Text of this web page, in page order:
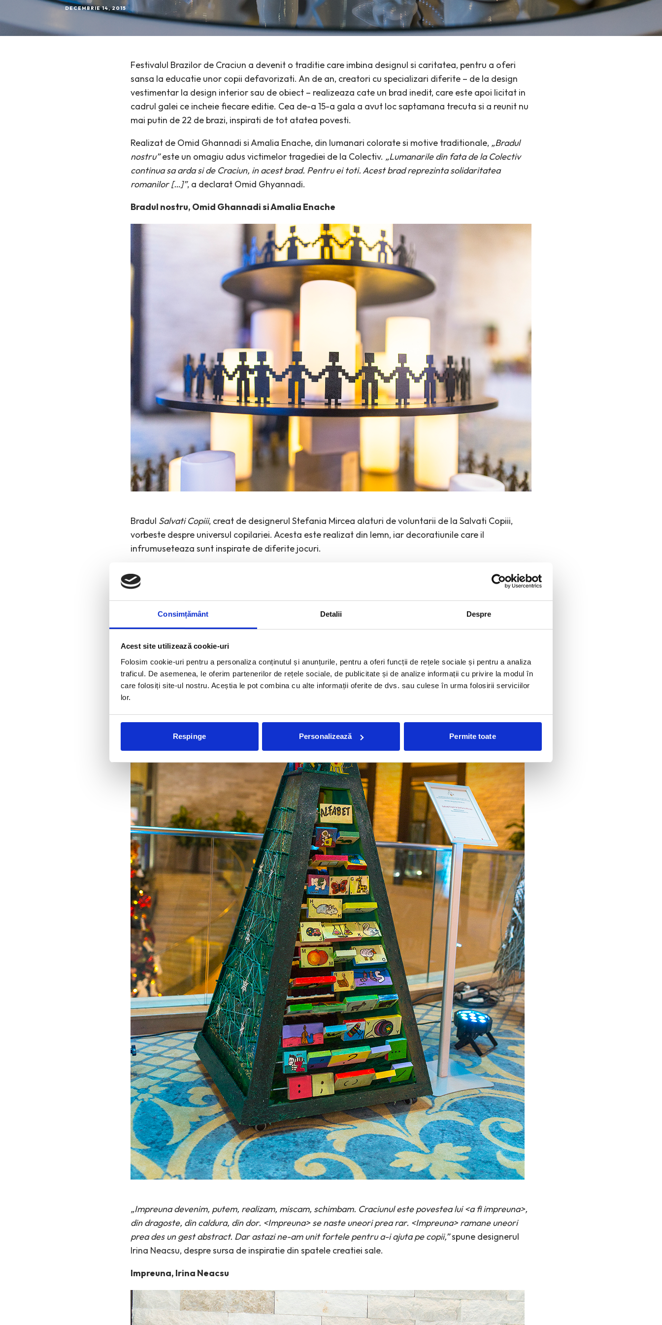
Consimțământ Detalii Despre
Acest site utilizează cookie-uri
Folosim cookie-uri pentru a personaliza conținutul și anunțurile, pentru a oferi funcții de rețele sociale și pentru a analiza
traficul. De asemenea, le oferim partenerilor de rețele sociale, de publicitate și de analize informații cu privire la modul în
care folosiți site-ul nostru. Aceștia le pot combina cu alte informații oferite de dvs. sau culese în urma folosirii serviciilor
lor.
Respinge Personalizează Permite toate
DECEMBRIE 14, 2015
Festivalul Brazilor de Craciun a devenit o traditie care imbina designul si caritatea, pentru a oferi
sansa la educatie unor copii defavorizati. An de an, creatori cu specializari diferite – de la design
vestimentar la design interior sau de obiect – realizeaza cate un brad inedit, care este apoi licitat in
cadrul galei ce incheie fiecare editie. Cea de-a 15-a gala a avut loc saptamana trecuta si a reunit nu
mai putin de 22 de brazi, inspirati de tot atatea povesti.
Realizat de Omid Ghannadi si Amalia Enache, din lumanari colorate si motive traditionale, „Bradul
nostru”este un omagiu adus victimelor tragediei de la Colectiv. „Lumanarile din fata de la Colectiv
continua sa arda si de Craciun, in acest brad. Pentru ei toti. Acest brad reprezinta solidaritatea
romanilor […]”, a declarat Omid Ghyannadi.
Bradul nostru, Omid Ghannadi si Amalia Enache
Bradul Salvati Copiii, creat de designerul Stefania Mircea alaturi de voluntarii de la Salvati Copiii,
vorbeste despre universul copilariei. Acesta este realizat din lemn, iar decoratiunile care il
infrumuseteaza sunt inspirate de diferite jocuri.
Salvati Copiii, Stefania Mircea si voluntarii Salvati Copiii
„Impreuna devenim, putem, realizam, miscam, schimbam. Craciunul este povestea lui <a fi impreuna>,
din dragoste, din caldura, din dor. <Impreuna> se naste uneori prea rar. <Impreuna> ramane uneori
prea des un gest abstract. Dar astazi ne-am unit fortele pentru a-i ajuta pe copii,”spune designerul
Irina Neacsu, despre sursa de inspiratie din spatele creatiei sale.
Impreuna, Irina Neacsu